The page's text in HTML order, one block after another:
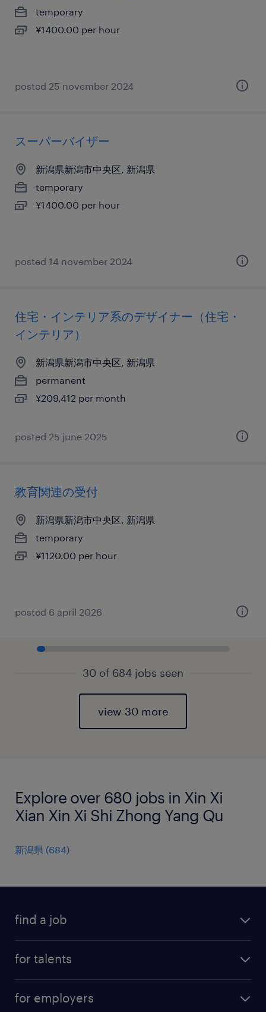
temporary
¥1400.00 per hour
posted 25 november 2024
スーパーバイザー
新潟県新潟市中央区, 新潟県
temporary
¥1400.00 per hour
posted 14 november 2024
住宅・インテリア系のデザイナー（住宅・
インテリア）
新潟県新潟市中央区, 新潟県
permanent
¥209,412 per month
posted 25 june 2025
教育関連の受付
新潟県新潟市中央区, 新潟県
temporary
¥1120.00 per hour
posted 6 april 2026
30 of 684 jobs seen
view 30 more
Explore over 680 jobs in Xin Xi
Xian Xin Xi Shi Zhong Yang Qu
新潟県 (684)
find a job
for talents
professional career
for employers